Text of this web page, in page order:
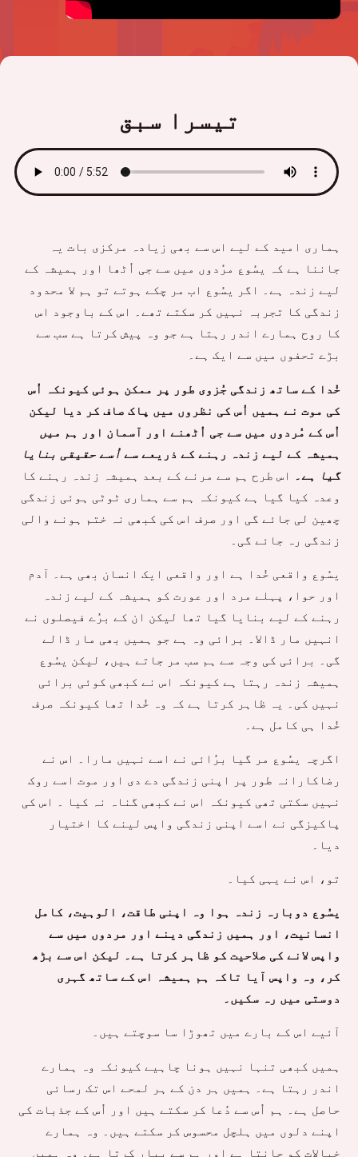
تیسرا سبق
ہماری امید کے لیے اس سے بھی زیادہ مرکزی بات یہ
جاننا ہے کہ یسُوع مرُدوں میں سے جی اُٹھا اور ہمیشہ کے
لیے زندہ ہے۔ اگر یسُوع اب مر چکے ہوتے تو ہم لا محدود
زندگی کا تجربہ نہیں کر سکتے تھے۔ اس کے باوجود اس
کا روح ہمارے اندر رہتا ہے جو وہ پیش کرتا ہے سب سے
بڑے تحفوں میں سے ایک ہے۔
خُدا کے ساتھ زندگی جُزوی طور پر ممکن ہوئی کیونکہ اُس
کی موت نے ہمیں اُس کی نظروں میں پاک صاف کر دیا لیکن
اُس کے مُردوں میں سے جی اُٹھنے اور آسمان اور
ہم میں
ہمیشہ کے لیے زندہ رہنے کے ذریعے سےاُسے حقیقی بنایا
گیا ہے۔
اس طرح ہم سے مرنے کے بعد ہمیشہ زندہ رہنے کا
وعدہ کیا گیا ہے کیونکہ ہم سے ہماری ٹوٹی ہوئی زندگی
چھین لی جائے گی اور صرف اس کی کبھی نہ ختم ہونے والی
زندگی رہ جائے گی۔
یسُوع واقعی خُدا ہے اور واقعی ایک انسان بھی ہے۔ آدم
اور حوا، پہلے مرد اور عورت کو ہمیشہ کے لیے زندہ
رہنے کے لیے بنایا گیا تھا لیکن ان کے برُے فیصلوں نے
انہیں مار ڈالا۔ برائی وہ ہے جو ہمیں بھی مار ڈالے
گی۔ برائی کی وجہ سے ہم سب مر جاتے ہیں، لیکن یسُوع
ہمیشہ زندہ رہتا ہے کیونکہ اس نے کبھی کوئی برائی
نہیں کی۔ یہ ظاہر کرتا ہے کہ وہ خُدا تھا کیونکہ صرف
خُدا ہی کامل ہے۔
اگرچہ یسُوع مر گیا برُائی نے اسے نہیں مارا۔ اس نے
رضاکارانہ طور پر اپنی زندگی دے دی اور موت اسے روک
نہیں سکتی تھی کیونکہ اس نے کبھی گناہ نہ کیا ۔ اس کی
پاکیزگی نے اسے اپنی زندگی واپس لینے کا اختیار
دیا۔
تو، اس نے یہی کیا۔
یسُوع دوبارہ زندہ ہوا وہ اپنی طاقت، الوہیت، کامل
انسانیت، اور ہمیں زندگی دینے اور مردوں میں سے
واپس لانے کی صلاحیت کو ظاہر کرتا ہے۔ لیکن اس سے بڑھ
کر، وہ واپس آیا تاکہ ہم ہمیشہ اس کے ساتھ گہری
دوستی میں رہ سکیں۔
آئیے اس کے بارے میں تھوڑا سا سوچتے ہیں۔
ہمیں کبھی تنہا نہیں ہونا چاہیے کیونکہ وہ ہمارے
اندر رہتا ہے۔ ہمیں ہر دن کے ہر لمحے اس تک رسائی
حاصل ہے۔ ہم اُس سے دُعا کر سکتے ہیں اور اُس کے جذبات کی
اپنے دلوں میں ہلچل محسوس کر سکتے ہیں۔ وہ ہمارے
خیالات کو جانتا ہے اور ہم سے پیار کرتا ہے۔ وہ ہمیں